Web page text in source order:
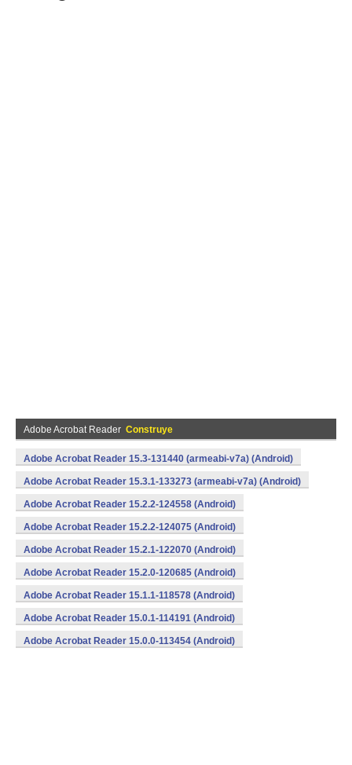
Adobe Acrobat Reader Construye
Adobe Acrobat Reader 15.3-131440 (armeabi-v7a) (Android)
Adobe Acrobat Reader 15.3.1-133273 (armeabi-v7a) (Android)
Adobe Acrobat Reader 15.2.2-124558 (Android)
Adobe Acrobat Reader 15.2.2-124075 (Android)
Adobe Acrobat Reader 15.2.1-122070 (Android)
Adobe Acrobat Reader 15.2.0-120685 (Android)
Adobe Acrobat Reader 15.1.1-118578 (Android)
Adobe Acrobat Reader 15.0.1-114191 (Android)
Adobe Acrobat Reader 15.0.0-113454 (Android)